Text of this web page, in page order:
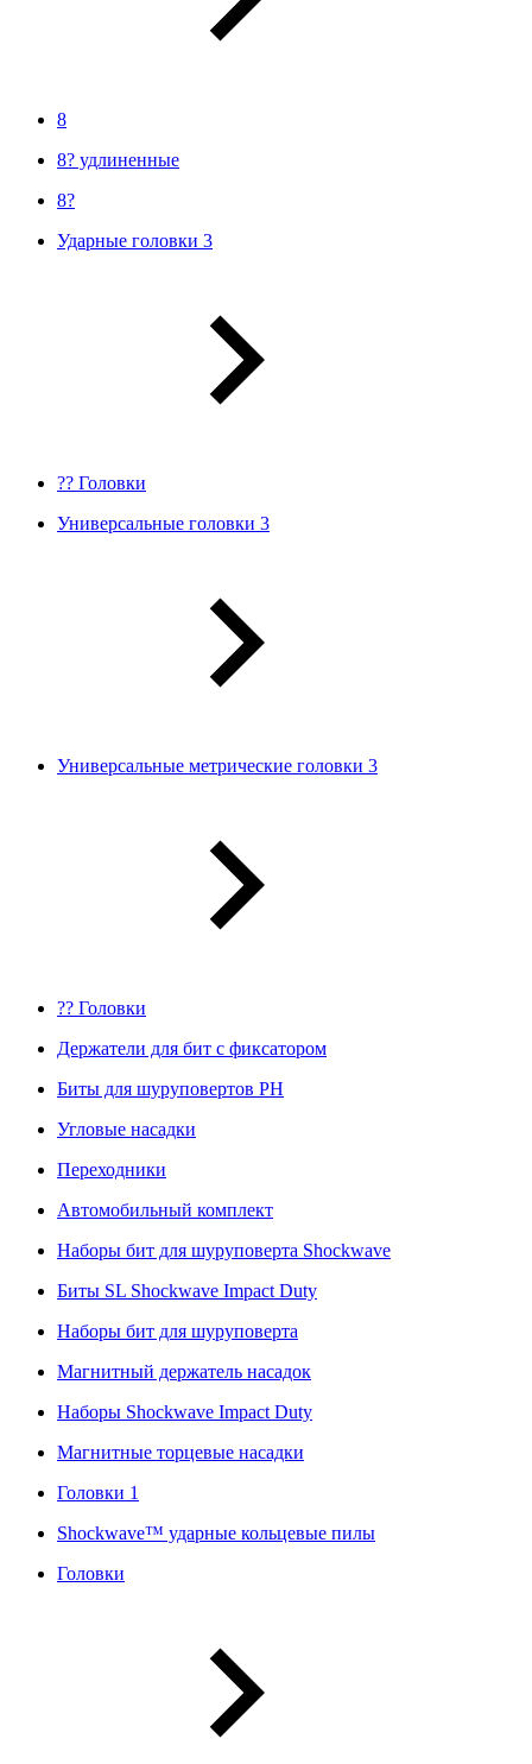
8
8? удлиненные
8?
Ударные головки 3
?? Головки
Универсальные головки 3
Универсальные метрические головки 3
?? Головки
Держатели для бит с фиксатором
Биты для шуруповертов PH
Угловые насадки
Переходники
Автомобильный комплект
Наборы бит для шуруповерта Shockwave
Биты SL Shockwave Impact Duty
Наборы бит для шуруповерта
Магнитный держатель насадок
Наборы Shockwave Impact Duty
Магнитные торцевые насадки
Головки 1
Shockwave™ ударные кольцевые пилы
Головки